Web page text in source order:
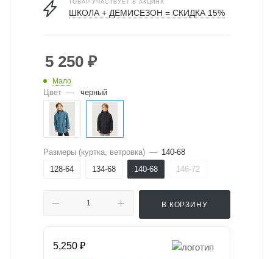
ТОВАР УЧАСТВУЕТ В АКЦИЯХ
ШКОЛА + ДЕМИСЕЗОН = СКИДКА 15%
5 250₽
Мало
Цвет — черный
Размеры (куртка, ветровка) — 140-68
128-64
134-68 140-68 146-72
В КОРЗИНУ
5,250 ₽